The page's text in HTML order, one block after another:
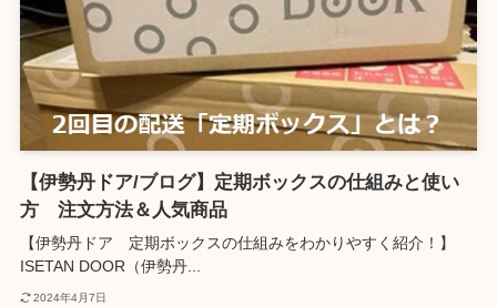
【伊勢丹ドア/ブログ】定期ボックスの仕組みと使い
方 注文方法＆人気商品
【伊勢丹ドア 定期ボックスの仕組みをわかりやすく紹介！】
ISETAN DOOR（伊勢丹...
2024年4月7日